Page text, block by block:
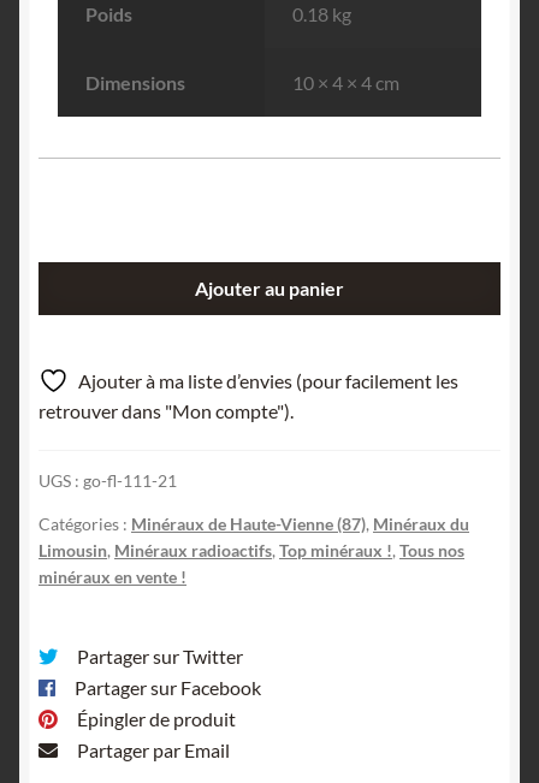
Poids 0.18 kg
Dimensions 10 × 4 × 4 cm
et
Uranotile,
Mine
Margnac,
Ambazac,
Haute-
Vienne,
Ajouter au panier
Ajouter à ma liste d’envies (pour facilement les
retrouver dans "Mon compte").
UGS : go-fl-111-21
Catégories : Minéraux de Haute-Vienne (87), Minéraux du
Limousin, Minéraux radioactifs, Top minéraux !, Tous nos
minéraux en vente !
Partager sur Twitter
Partager sur Facebook
Épingler de produit
Partager par Email